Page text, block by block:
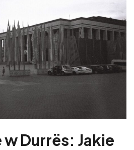
Durrës: Jakie